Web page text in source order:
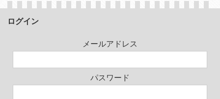
ログイン
メールアドレス
パスワード